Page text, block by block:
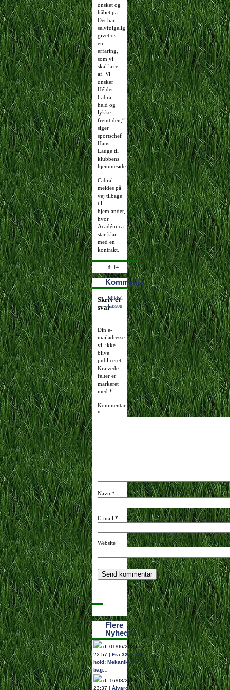
ønsket og
håbet på.
Det har
selvfølgelig
givet os
en
erfaring,
som vi
skal lære
af. Vi
ønsker
Hélder
Cabral
held og
lykke i
fremtiden,”
siger
sportschef
Hans
Lauge til
klubbens
hjemmeside.
Cabral
meldes på
vej tilbage
til
hjemlandet,
hvor
Académica
står klar
med en
kontrakt.
d. 14
januar
2009
17:16:01
Mikkel
Lasson
Kommentér
Skriv et
svar
Din e-
mailadresse
vil ikke
blive
publiceret.
Krævede
felter er
markeret
med *
Kommentar
*
Navn *
E-mail *
Website
Flere
Nyheder
d. 01/06/2026
22:57 | Fra 32 til 48
hold: Mekanikken
bag…
d. 16/03/2026
23:37 | Álvaro